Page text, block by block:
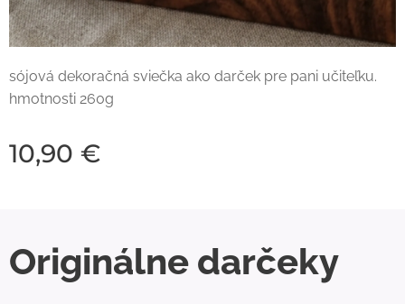
sójová dekoračná sviečka ako darček pre pani učiteľku.
hmotnosti 260g
10,90 €
Originálne darčeky